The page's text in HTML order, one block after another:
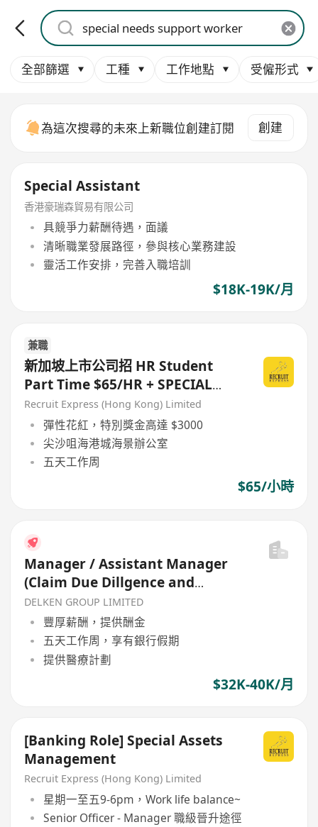
全部篩選 工種 工作地點 受僱形式
為這次搜尋的未來上新職位創建訂閱 創建
Special Assistant
香港豪瑞森貿易有限公司
具競爭力薪酬待遇，面議
清晰職業發展路徑，參與核心業務建設
靈活工作安排，完善入職培訓
$18K-19K/月
兼職
新加坡上市公司招 HR Student
Part Time $65/HR + SPECIAL
BONUS
Recruit Express (Hong Kong) Limited
彈性花紅，特別獎金高達 $3000
尖沙咀海港城海景辦公室
五天工作周
$65/小時
Manager / Assistant Manager
(Claim Due Dillgence and
Special Assets Management)
DELKEN GROUP LIMITED
豐厚薪酬，提供酬金
五天工作周，享有銀行假期
提供醫療計劃
$32K-40K/月
[Banking Role] Special Assets
Management
Recruit Express (Hong Kong) Limited
星期一至五9-6pm，Work life balance~
Senior Officer - Manager 職級晉升途徑